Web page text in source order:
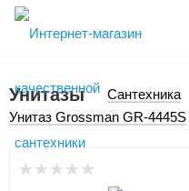
Унитазы Сантехника
Унитаз Grossman GR-4445S